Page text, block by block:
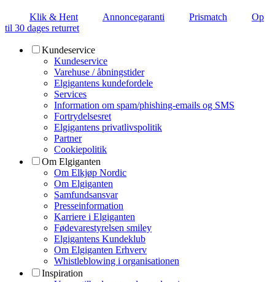
Klik & Hent Annoncegaranti Prismatch
Op
til 30 dages returret
Kundeservice
Kundeservice
Varehuse / åbningstider
Elgigantens kundefordele
Services
Information om spam/phishing-emails og SMS
Fortrydelsesret
Elgigantens privatlivspolitik
Partner
Cookiepolitik
Om Elgiganten
Om Elkjøp Nordic
Om Elgiganten
Samfundsansvar
Presseinformation
Karriere i Elgiganten
Fødevarestyrelsen smiley
Elgigantens Kundeklub
Om Elgiganten Erhverv
Whistleblowing i organisationen
Inspiration